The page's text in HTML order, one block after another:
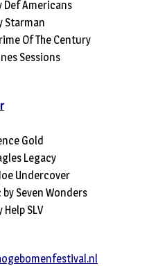
Def Americans
Starman
Of The Century
Sessions
Gold
Legacy
Undercover
Seven Wonders
SLV